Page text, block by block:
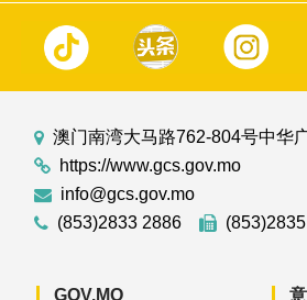
澳门南湾大马路762-804号中华
https://www.gcs.gov.mo
info@gcs.gov.mo
(853)2833 2886
GOV.MO